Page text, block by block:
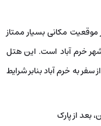
مکانی بسیار ممتاز
شهر خرم آباد است. این هتل
قبل از سفر به خرم آباد بنابر شرایط
بعد از پارک